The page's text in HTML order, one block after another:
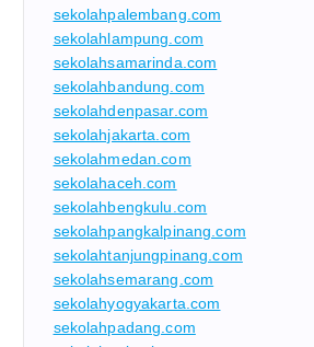
sekolahpalembang.com
sekolahlampung.com
sekolahsamarinda.com
sekolahbandung.com
sekolahdenpasar.com
sekolahjakarta.com
sekolahmedan.com
sekolahaceh.com
sekolahbengkulu.com
sekolahpangkalpinang.com
sekolahtanjungpinang.com
sekolahsemarang.com
sekolahyogyakarta.com
sekolahpadang.com